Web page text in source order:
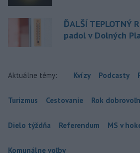
ĎALŠÍ TEPLOTNÝ
padol v Dolných
Aktuálne témy: Kvízy Podcasty
Turizmus Cestovanie Rok
Dielo týždňa Referendum MS v
Komunálne voľby